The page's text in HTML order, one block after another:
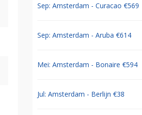
Sep: Amsterdam - Curacao €569
Sep: Amsterdam - Aruba €614
Mei: Amsterdam - Bonaire €594
Jul: Amsterdam - Berlijn €38